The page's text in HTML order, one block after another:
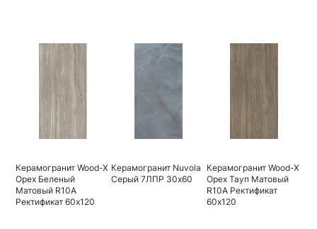
Керамогранит Wood-X
Орех Беленый
Матовый R10A
Ректификат 60х120
Керамогранит Nuvola
Серый 7ЛПР 30х60
Керамогранит Wood-X
Орех Тауп Матовый
R10A Ректификат
60х120